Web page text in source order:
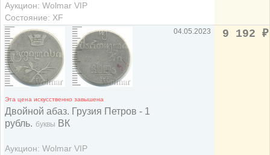
Аукцион: Wolmar VIP
Состояние: XF
Эта цена искусственно завышена
Двойной абаз. Грузия Петров - 1
рубль. буквы ВК
Аукцион: Wolmar VIP
04.05.2023 9 192 ₽